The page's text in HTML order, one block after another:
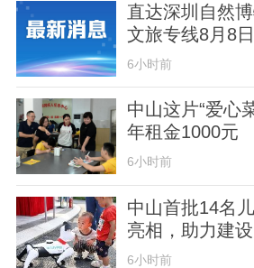
直达深圳自然
文旅专线8月8
6小时前
中山这片“爱心
年租金1000元
6小时前
中山首批14名
亮相，助力建
6小时前